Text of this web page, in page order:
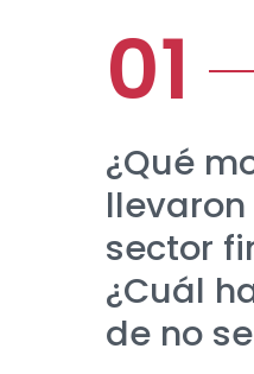
¿Qué
sector
¿Cuál
de no